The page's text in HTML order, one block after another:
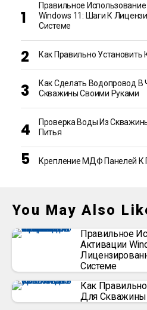
Правильное
Windows 11: Шаги К
Системе
Как Правильно
Как Сделать Водопровод
Скважины Своими Руками
Проверка Воды Из
Питья
Крепление МДФ Панелей К
You May Also
Правильное
Активации
Системе
Как
Для Скважины